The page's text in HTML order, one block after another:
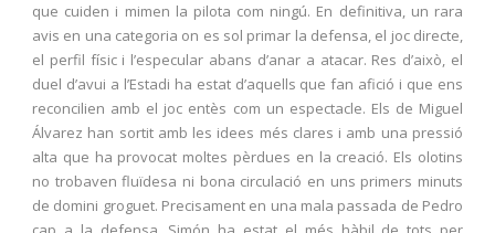
que cuiden i mimen la pilota com ningú. En definitiva, un rara
avis en una categoria on es sol primar la defensa, el joc directe,
el perfil físic i l’especular abans d’anar a atacar. Res d’això, el
duel d’avui a l’Estadi ha estat d’aquells que fan afició i que ens
reconcilien amb el joc entès com un espectacle. Els de Miguel
Álvarez han sortit amb les idees més clares i amb una pressió
alta que ha provocat moltes pèrdues en la creació. Els olotins
no trobaven fluïdesa ni bona circulació en uns primers minuts
de domini groguet. Precisament en una mala passada de Pedro